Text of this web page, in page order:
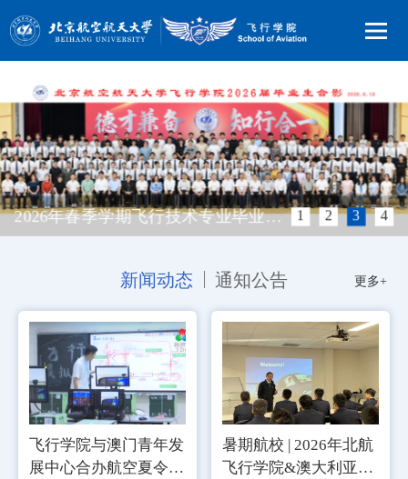
2026年春季学期飞行技术专业毕业合影 1 2 3 4
新闻动态 通知公告 更多+
飞行学院与澳门青年发
展中心合办航空夏令营
暑期航校 | 2026年北航
飞行学院&澳大利亚墨